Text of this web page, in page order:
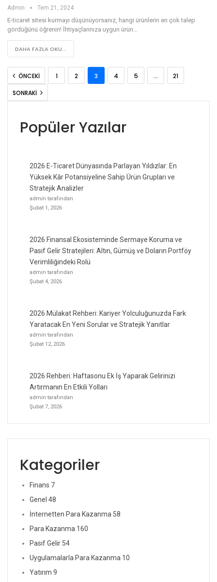
Admin Tem 21, 2024
E-ticaret sitesi kurmayı düşünüyorsanız, hangi ürünlerin en çok talep
gördüğünü öğrenin! İhtiyaçlarınıza uygun ürün…
DAHA FAZLA OKU...
ÖNCEKI 1 2 3 4 5 … 21
SONRAKI
Popüler Yazılar
2026 E-Ticaret Dünyasında Parlayan Yıldızlar: En
Yüksek Kâr Potansiyeline Sahip Ürün Grupları ve
Stratejik Analizler
admin tarafından
Şubat 1, 2026
2026 Finansal Ekosisteminde Sermaye Koruma ve
Pasif Gelir Stratejileri: Altın, Gümüş ve Doların Portföy
Verimliliğindeki Rolü
admin tarafından
Şubat 4, 2026
2026 Mülakat Rehberi: Kariyer Yolculuğunuzda Fark
Yaratacak En Yeni Sorular ve Stratejik Yanıtlar
admin tarafından
Şubat 12, 2026
2026 Rehberi: Haftasonu Ek İş Yaparak Gelirinizi
Artırmanın En Etkili Yolları
admin tarafından
Şubat 7, 2026
Kategoriler
Finans 7
Genel 48
İnternetten Para Kazanma 58
Para Kazanma 160
Pasif Gelir 54
Uygulamalarla Para Kazanma 10
Yatırım 9